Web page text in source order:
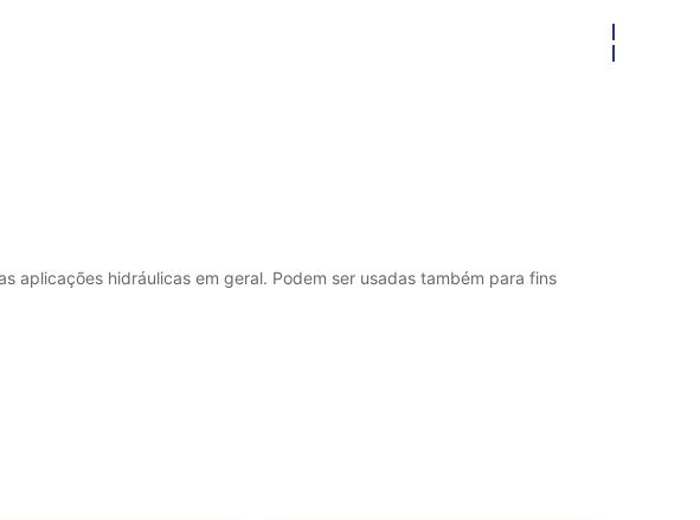
aplicações hidráulicas em geral. Podem ser usadas também para fins